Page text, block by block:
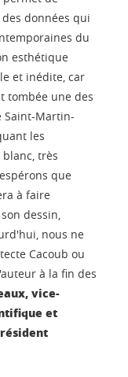
données qui
du
esthétique
et inédite, car
tombée une des
Saint-Martin-
les
très
que
à faire
dessin,
nous ne
Cacoub ou
à la fin des
vice-
et